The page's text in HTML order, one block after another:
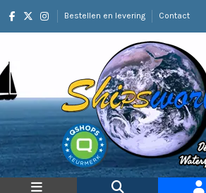
Bestellen en levering Contact